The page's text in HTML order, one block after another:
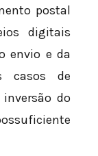
postal
digitais
envio e da
casos de
do